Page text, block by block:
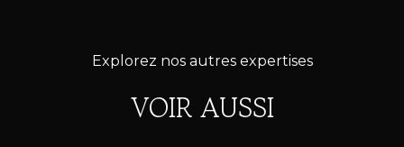
Explorez nos autres expertises
VOIR AUSSI